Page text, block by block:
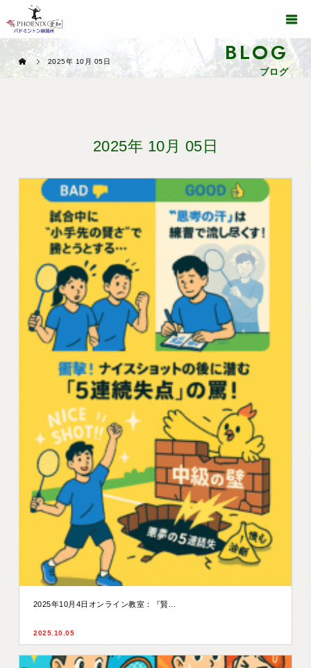
BLOG
ブログ
2025年 10月 05日
2025年 10月 05日
2025年10月4日オンライン教室：『賢...
2025.10.05